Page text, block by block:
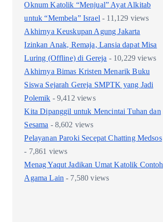
Oknum Katolik “Menjual” Ayat Alkitab
untuk “Membela” Israel - 11,129 views
Akhirnya Keuskupan Agung Jakarta
Izinkan Anak, Remaja, Lansia dapat Misa
Luring (Offline) di Gereja - 10,229 views
Akhirnya Bimas Kristen Menarik Buku
Siswa Sejarah Gereja SMPTK yang Jadi
Polemik - 9,412 views
Kita Dipanggil untuk Mencintai Tuhan dan
Sesama - 8,602 views
Pelayanan Paroki Secepat Chatting Medsos
- 7,861 views
Menag Yaqut Jadikan Umat Katolik Contoh
Agama Lain - 7,580 views